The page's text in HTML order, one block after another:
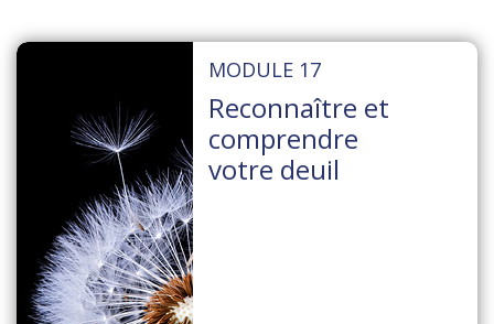
MODULE 17
Reconnaître et
comprendre
votre deuil